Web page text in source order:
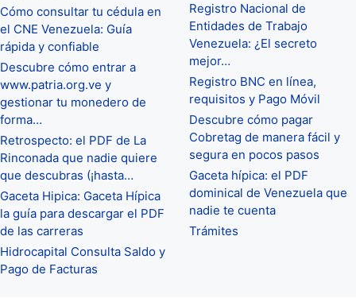
Cómo consultar tu cédula en
el CNE Venezuela: Guía
rápida y confiable
Descubre cómo entrar a
www.patria.org.ve y
gestionar tu monedero de
forma…
Retrospecto: el PDF de La
Rinconada que nadie quiere
que descubras (¡hasta…
Gaceta Hipica: Gaceta Hípica
la guía para descargar el PDF
de las carreras
Hidrocapital Consulta Saldo y
Pago de Facturas
Registro Nacional de
Entidades de Trabajo
Venezuela: ¿El secreto
mejor…
Registro BNC en línea,
requisitos y Pago Móvil
Descubre cómo pagar
Cobretag de manera fácil y
segura en pocos pasos
Gaceta hípica: el PDF
dominical de Venezuela que
nadie te cuenta
Trámites